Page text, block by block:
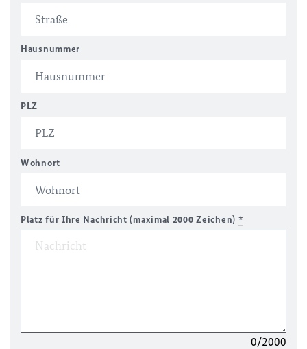
Hausnummer
PLZ
Wohnort
Platz für Ihre Nachricht (maximal 2000 Zeichen) *
0/2000